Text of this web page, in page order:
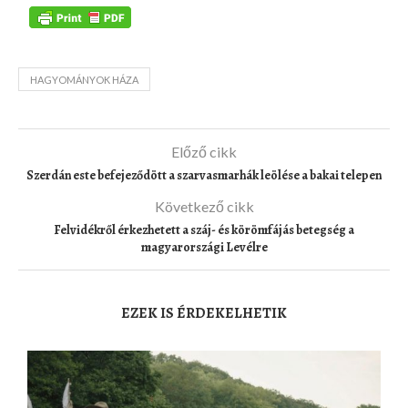
HAGYOMÁNYOK HÁZA
Előző cikk
Szerdán este befejeződött a szarvasmarhák leölése a bakai telepen
Következő cikk
Felvidékről érkezhetett a száj- és körömfájás betegség a
magyarországi Levélre
EZEK IS ÉRDEKELHETIK